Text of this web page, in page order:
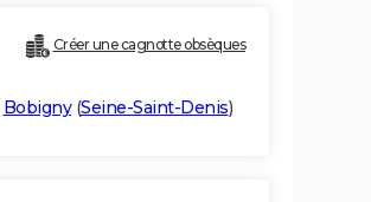
Créer une cagnotte obsèques
Bobigny(Seine-Saint-Denis)